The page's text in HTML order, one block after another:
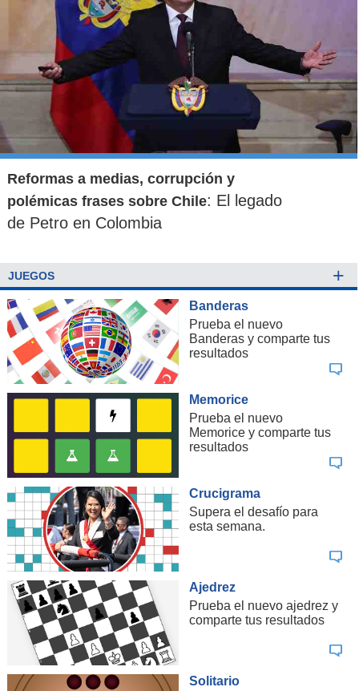
Reformas a medias, corrupción y
polémicas frases sobre Chile: El legado
de Petro en Colombia
JUEGOS +
Banderas
Prueba el nuevo
Banderas y comparte tus
resultados
Memorice
Prueba el nuevo
Memorice y comparte tus
resultados
Crucigrama
Supera el desafío para
esta semana.
Ajedrez
Prueba el nuevo ajedrez y
comparte tus resultados
Solitario